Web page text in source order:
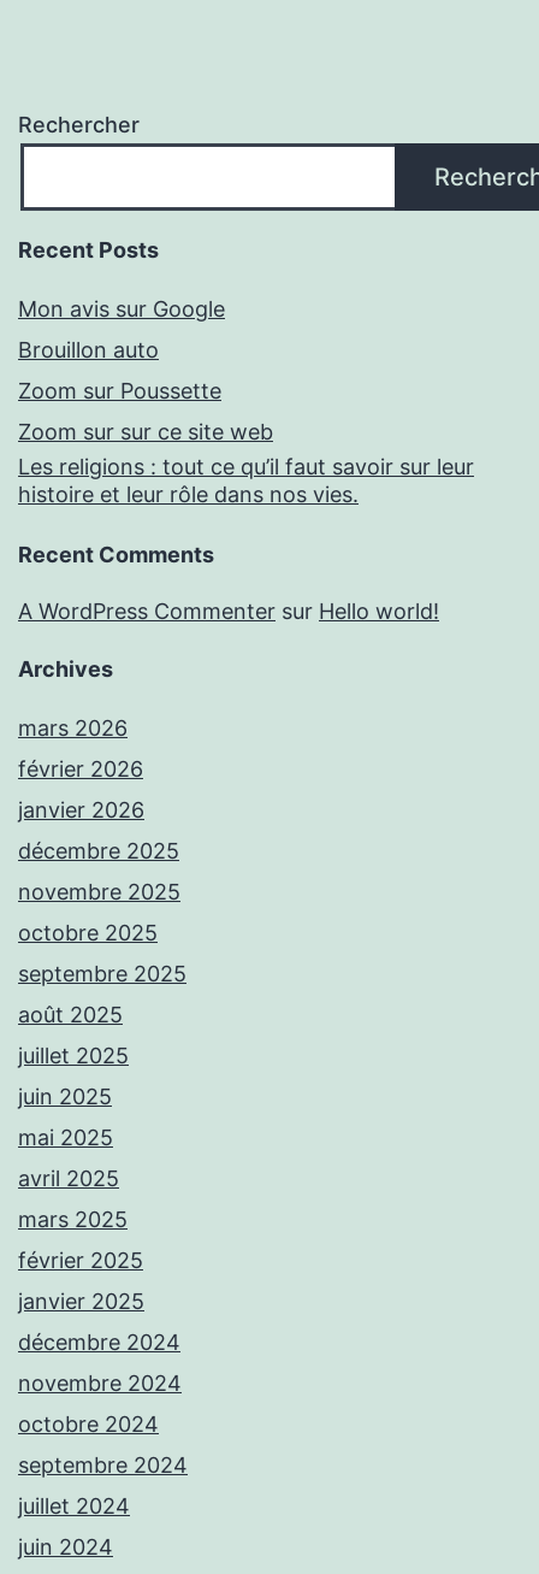
Rechercher
Recent Posts
Mon avis sur Google
Brouillon auto
Zoom sur Poussette
Zoom sur sur ce site web
Les religions : tout ce qu’il faut savoir sur leur
histoire et leur rôle dans nos vies.
Recent Comments
A WordPress Commenter sur Hello world!
Archives
mars 2026
février 2026
janvier 2026
décembre 2025
novembre 2025
octobre 2025
septembre 2025
août 2025
juillet 2025
juin 2025
mai 2025
avril 2025
mars 2025
février 2025
janvier 2025
décembre 2024
novembre 2024
octobre 2024
septembre 2024
juillet 2024
juin 2024